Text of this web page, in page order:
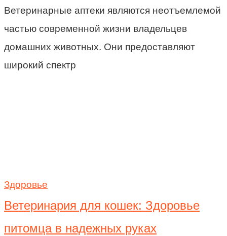
Ветеринарные аптеки являются неотъемлемой
частью современной жизни владельцев
домашних животных. Они предоставляют
широкий спектр
Здоровье
Ветеринария для кошек: Здоровье
питомца в надежных руках